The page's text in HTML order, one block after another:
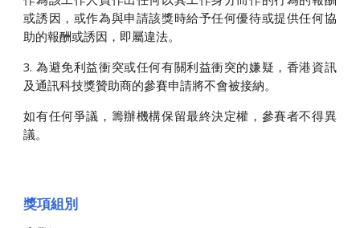
或誘因，或作為與申請該獎時給予任何優待或提供任何協
助的報酬或誘因，即屬違法。
3. 為避免利益衝突或任何有關利益衝突的嫌疑，香港資訊
及通訊科技獎贊助商的參賽申請將不會被接納。
如有任何爭議，籌辦機構保留最終決定權，參賽者不得異
議。
獎項組別